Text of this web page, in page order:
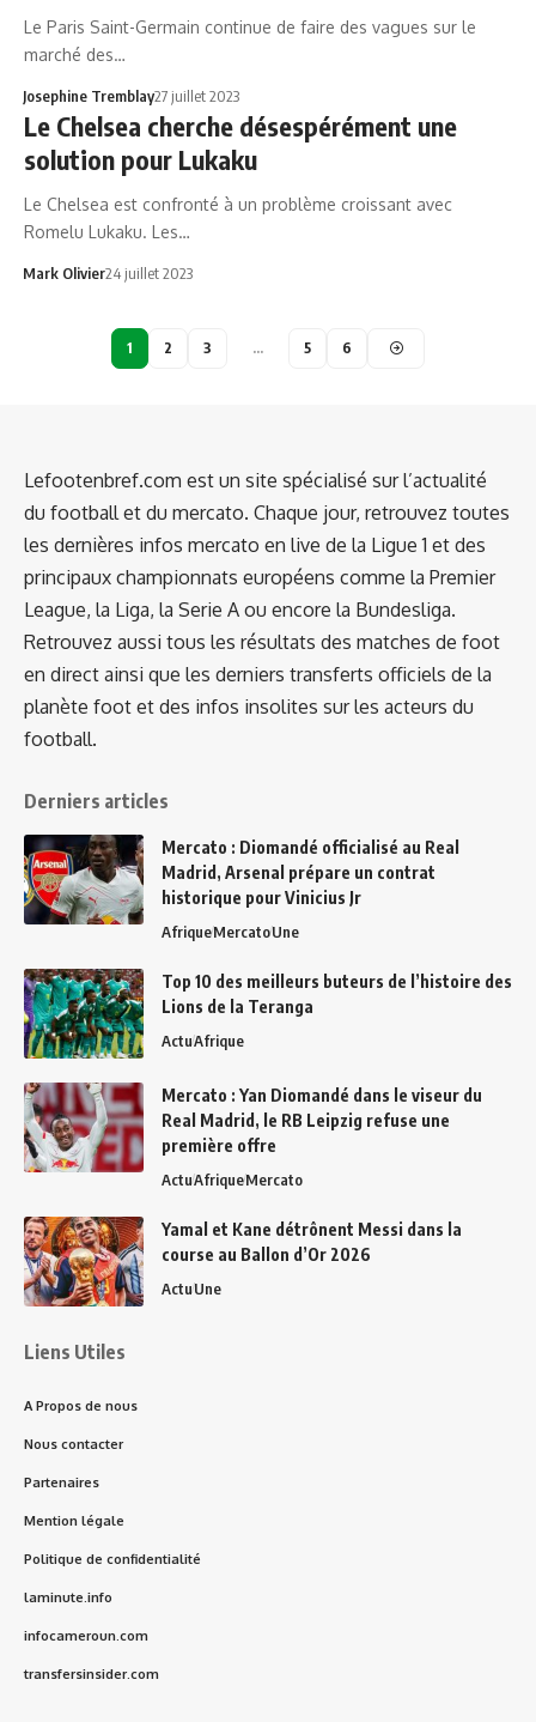
Le Paris Saint-Germain continue de faire des vagues sur le
marché des…
Josephine Tremblay27 juillet 2023
Le Chelsea cherche désespérément une
solution pour Lukaku
Le Chelsea est confronté à un problème croissant avec
Romelu Lukaku. Les…
Mark Olivier24 juillet 2023
1 2 3 … 5 6
Lefootenbref.com est un site spécialisé sur l’actualité
du football et du mercato. Chaque jour, retrouvez toutes
les dernières infos mercato en live de la Ligue 1 et des
principaux championnats européens comme la Premier
League, la Liga, la Serie A ou encore la Bundesliga.
Retrouvez aussi tous les résultats des matches de foot
en direct ainsi que les derniers transferts officiels de la
planète foot et des infos insolites sur les acteurs du
football.
Derniers articles
Mercato : Diomandé officialisé au Real
Madrid, Arsenal prépare un contrat
historique pour Vinicius Jr
AfriqueMercatoUne
Top 10 des meilleurs buteurs de l’histoire des
Lions de la Teranga
ActuAfrique
Mercato : Yan Diomandé dans le viseur du
Real Madrid, le RB Leipzig refuse une
première offre
ActuAfriqueMercato
Yamal et Kane détrônent Messi dans la
course au Ballon d’Or 2026
ActuUne
Liens Utiles
A Propos de nous
Nous contacter
Partenaires
Mention légale
Politique de confidentialité
laminute.info
infocameroun.com
transfersinsider.com